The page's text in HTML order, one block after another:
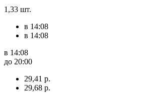
1,33 шт.
в 14:08
в 14:08
в 14:08
до 20:00
29,41 р.
29,68 р.